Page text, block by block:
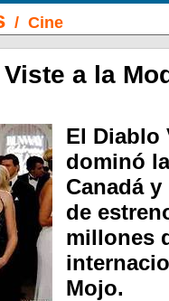
/ Cine
a la
El Diablo
dominó
Canadá
de
millones
Mojo.